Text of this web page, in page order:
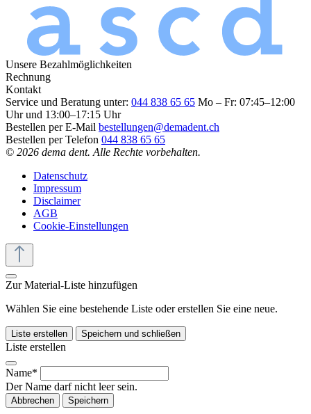
Unsere Bezahlmöglichkeiten
Rechnung
Kontakt
Service und Beratung unter: 044 838 65 65 Mo – Fr: 07:45–12:00
Uhr und 13:00–17:15 Uhr
Bestellen per E-Mail bestellungen@demadent.ch
Bestellen per Telefon 044 838 65 65
© 2026 dema dent. Alle Rechte vorbehalten.
Datenschutz
Impressum
Disclaimer
AGB
Cookie-Einstellungen
Zur Material-Liste hinzufügen
Wählen Sie eine bestehende Liste oder erstellen Sie eine neue.
Liste erstellen Speichern und schließen
Liste erstellen
Name*
Der Name darf nicht leer sein.
Abbrechen Speichern